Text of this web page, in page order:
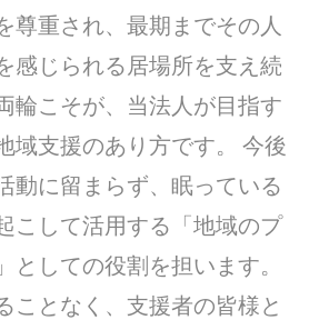
尊重され、最期までその人
感じられる居場所を支え続
輪こそが、当法人が目指す
域支援のあり方です。 今後
動に留まらず、眠っている
こして活用する「地域のプ
としての役割を担います。
ことなく、支援者の皆様と